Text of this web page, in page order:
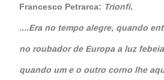
Francesco Petrarca: Trionfi.
....Era no tempo alegre, quando
no roubador de Europa a luz
quando um e o outro corno lhe